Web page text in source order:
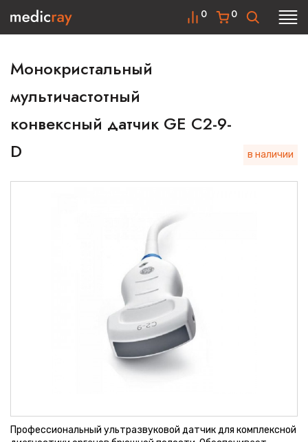
0
0
Монокристальный
мультичастотный
конвексный датчик GE C2-9-
D
в наличии
Профессиональный ультразвуковой датчик для комплексной